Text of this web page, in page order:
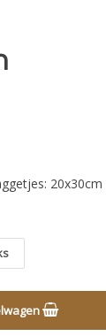
20x30cm